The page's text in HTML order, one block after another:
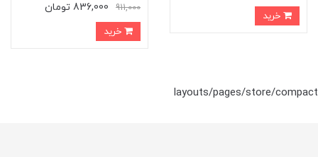
911,000 836,000 تومان
layouts/pages/store/compact